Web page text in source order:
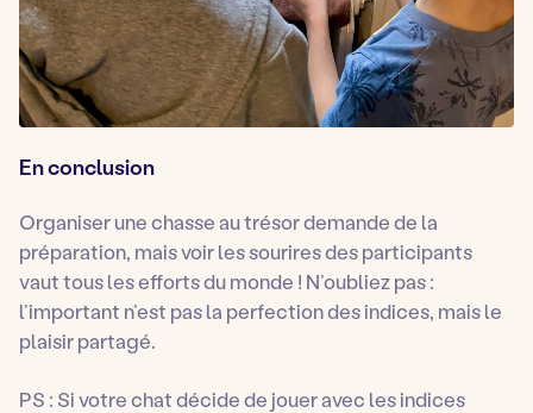
En conclusion
Organiser une chasse au trésor demande de la
préparation, mais voir les sourires des participants
vaut tous les efforts du monde ! N’oubliez pas :
l’important n’est pas la perfection des indices, mais le
plaisir partagé.
PS : Si votre chat décide de jouer avec les indices